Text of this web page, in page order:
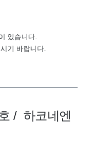
있습니다.
기 바랍니다.
/ 하코네엔